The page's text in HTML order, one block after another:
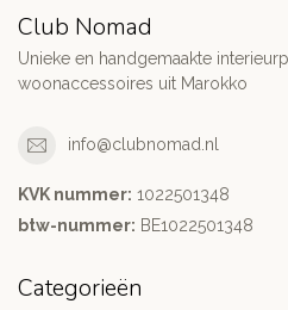
Club Nomad
Unieke en handgemaakte
woonaccessoires uit Marokko
info@clubnomad.nl
KVK nummer: 1022501348
btw-nummer: BE1022501348
Categorieën